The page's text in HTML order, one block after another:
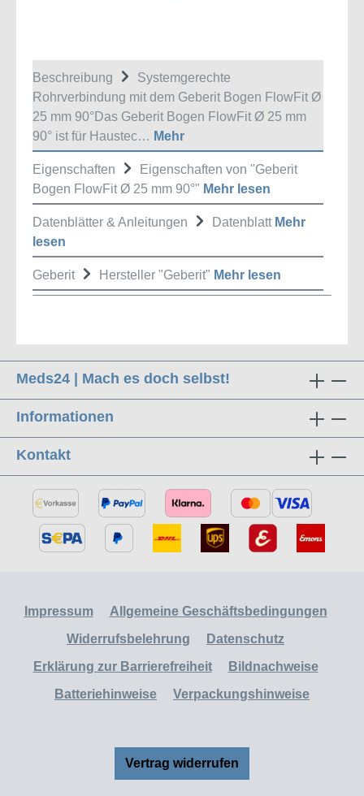
Beschreibung
Systemgerechte
Rohrverbindung mit dem Geberit Bogen FlowFit Ø
25 mm 90°Das Geberit Bogen FlowFit Ø 25 mm
90° ist für Haustec… Mehr
Eigenschaften
Eigenschaften von "Geberit
Bogen FlowFit Ø 25 mm 90°" Mehr lesen
Datenblätter & Anleitungen Datenblatt Mehr
lesen
Geberit Hersteller "Geberit" Mehr lesen
Meds24 | Mach es doch selbst!
Informationen
Kontakt
Impressum
Allgemeine Geschäftsbedingungen
Widerrufsbelehrung
Datenschutz
Erklärung zur Barrierefreiheit
Bildnachweise
Batteriehinweise
Verpackungshinweise
Vertrag widerrufen